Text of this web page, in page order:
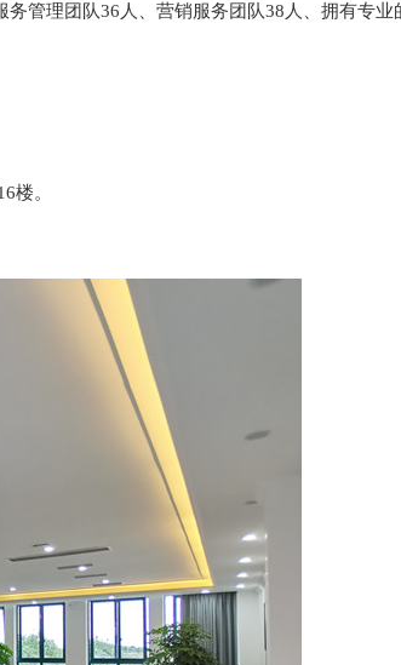
管理团队36人、营销服务团队38人、拥有专业
楼。